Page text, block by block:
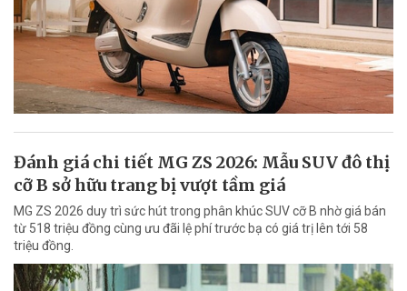
Đánh giá chi tiết MG ZS 2026: Mẫu SUV đô thị
cỡ B sở hữu trang bị vượt tầm giá
MG ZS 2026 duy trì sức hút trong phân khúc SUV cỡ B nhờ giá bán
từ 518 triệu đồng cùng ưu đãi lệ phí trước bạ có giá trị lên tới 58
triệu đồng.